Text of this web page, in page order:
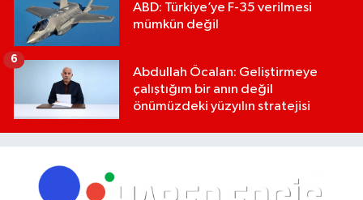
ABD: Türkiye’ye F-35 verilmesi
mümkün değil
Abdullah Öcalan: Geliştirmeye
çalıştığım bir anın değil
önümüzdeki yüzyılın stratejisi
6